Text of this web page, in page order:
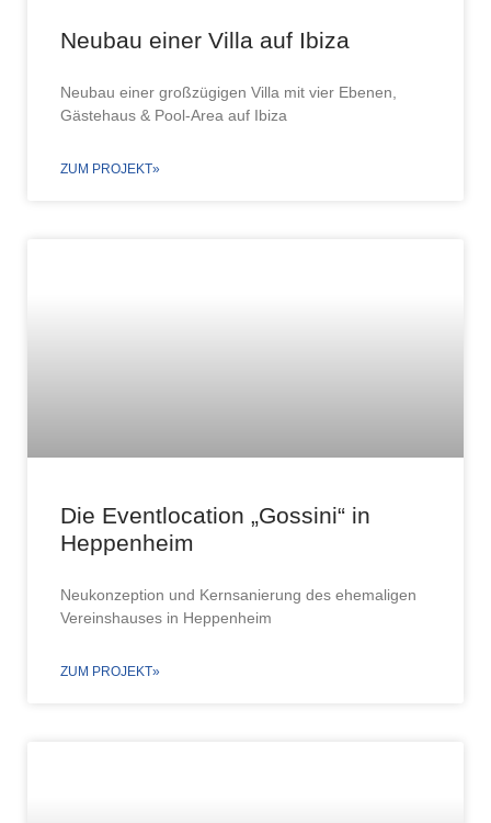
Neubau einer Villa auf Ibiza
Neubau einer großzügigen Villa mit vier Ebenen,
Gästehaus & Pool-Area auf Ibiza
ZUM PROJEKT»
Die Eventlocation „Gossini“ in
Heppenheim
Neukonzeption und Kernsanierung des ehemaligen
Vereinshauses in Heppenheim
ZUM PROJEKT»